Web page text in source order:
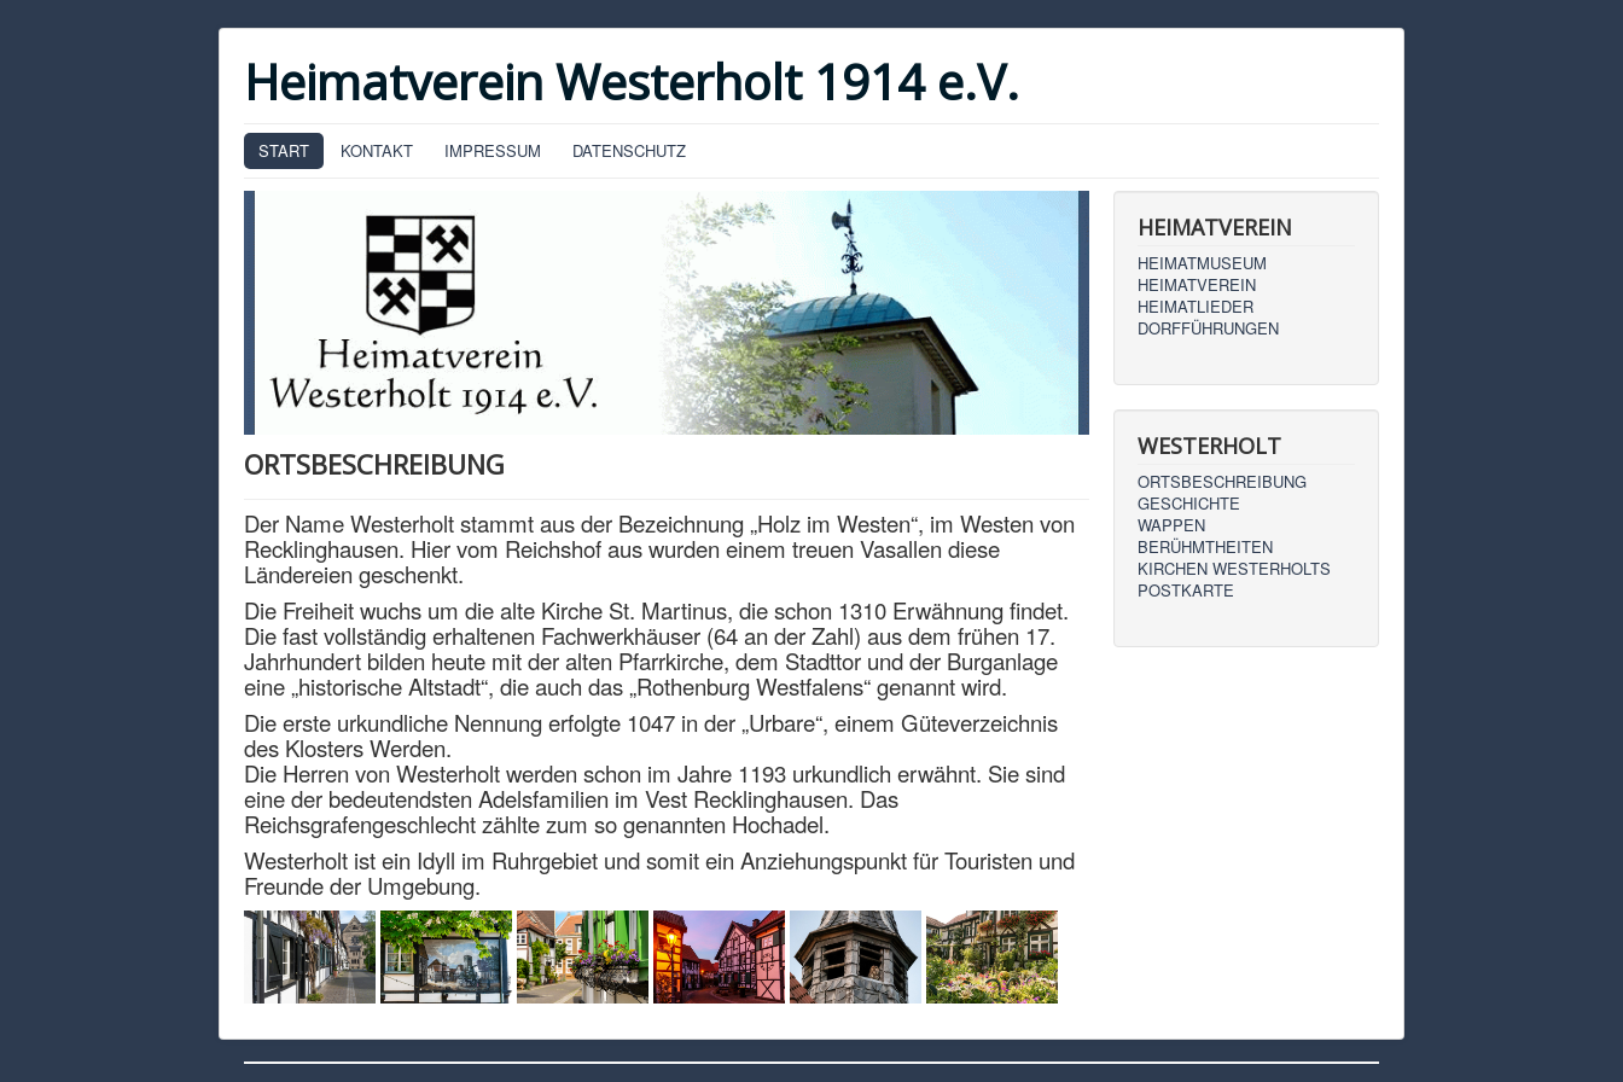
Heimatverein Westerholt 1914 e.V.
START KONTAKT IMPRESSUM DATENSCHUTZ
ORTSBESCHREIBUNG
Der Name Westerholt stammt aus der Bezeichnung „Holz im Westen“, im Westen von
Recklinghausen. Hier vom Reichshof aus wurden einem treuen Vasallen diese
Ländereien geschenkt.
Die Freiheit wuchs um die alte Kirche St. Martinus, die schon 1310 Erwähnung findet.
Die fast vollständig erhaltenen Fachwerkhäuser (64 an der Zahl) aus dem frühen 17.
Jahrhundert bilden heute mit der alten Pfarrkirche, dem Stadttor und der Burganlage
eine „historische Altstadt“, die auch das „Rothenburg Westfalens“ genannt wird.
Die erste urkundliche Nennung erfolgte 1047 in der „Urbare“, einem Güteverzeichnis
des Klosters Werden.
Die Herren von Westerholt werden schon im Jahre 1193 urkundlich erwähnt. Sie sind
eine der bedeutendsten Adelsfamilien im Vest Recklinghausen. Das
Reichsgrafengeschlecht zählte zum so genannten Hochadel.
Westerholt ist ein Idyll im Ruhrgebiet und somit ein Anziehungspunkt für Touristen und
Freunde der Umgebung.
HEIMATVEREIN
HEIMATMUSEUM
HEIMATVEREIN
HEIMATLIEDER
DORFFÜHRUNGEN
WESTERHOLT
ORTSBESCHREIBUNG
GESCHICHTE
WAPPEN
BERÜHMTHEITEN
KIRCHEN WESTERHOLTS
POSTKARTE